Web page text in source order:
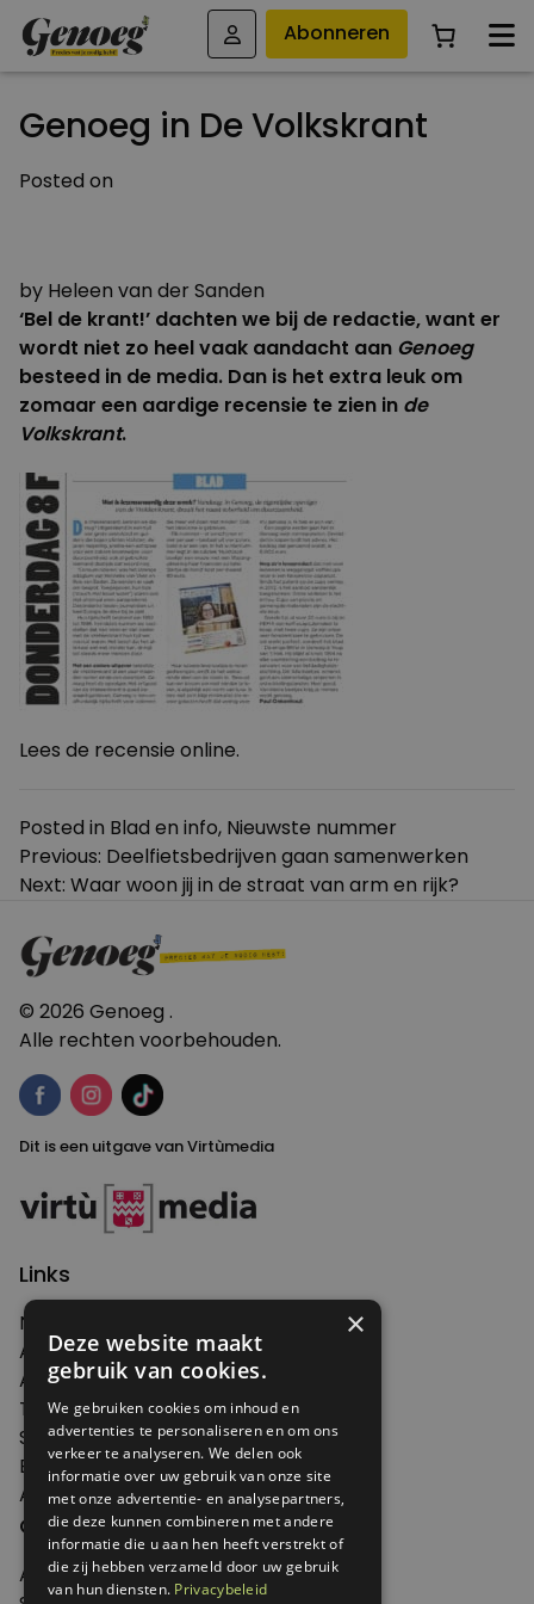
Abonneren
Genoeg in De Volkskrant
Posted on
by Heleen van der Sanden
‘Bel de krant!’ dachten we bij de redactie, want er
wordt niet zo heel vaak aandacht aan Genoeg
besteed in de media. Dan is het extra leuk om
zomaar een aardige recensie te zien in de
Volkskrant.
Lees de recensie online.
Posted in Blad en info, Nieuwste nummer
Bericht
navigatie
Previous: Deelfietsbedrijven gaan samenwerken
Next: Waar woon jij in de straat van arm en rijk?
© 2026 Genoeg .
Alle rechten voorbehouden.
Dit is een uitgave van Virtùmedia
Links
Nieuws
Artikelen
Agenda
Thema's
Shop
Edities
Abonneren
Over Genoeg
Adverteren
×
Deze website maakt
gebruik van cookies.
We gebruiken cookies om inhoud en
advertenties te personaliseren en om ons
verkeer te analyseren. We delen ook
informatie over uw gebruik van onze site
met onze advertentie- en analysepartners,
die deze kunnen combineren met andere
informatie die u aan hen heeft verstrekt of
die zij hebben verzameld door uw gebruik
van hun diensten. Privacybeleid